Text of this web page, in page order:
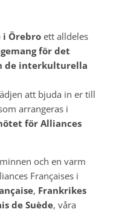
i Örebro ett alldeles
för det
de interkulturella
att bjuda in er till
arrangeras i
för Alliances
och en varm
Françaises i
, Frankrikes
de Suède, våra